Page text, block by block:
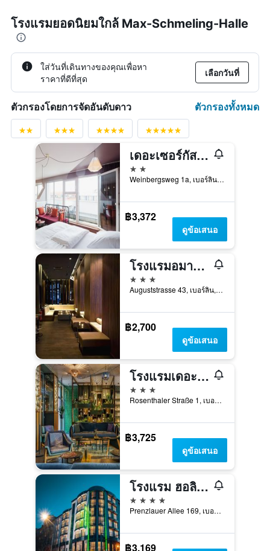
โรงแรมยอดนิยมใกล้ Max-Schmeling-Halle
ใส่วันที่เดินทางของคุณเพื่อหา
ราคาที่ดีที่สุด
เลือกวันที่
ตัวกรองโดยการจัดอันดับดาว ตัวกรองทั้งหมด
เดอะเซอร์กัสโฮสเทล
2 ดาว
Weinbergsweg 1a, เบอร์ลิน, เยอรมนี
฿3,372
ดูข้อเสนอ
โรงแรมอมาโน รูมส์แอนด์อพาร์ทเมนท์ส
3 ดาว
Auguststrasse 43, เบอร์ลิน, เยอรมนี
฿2,700
ดูข้อเสนอ
โรงแรมเดอะเซอร์กัส
3 ดาว
Rosenthaler Straße 1, เบอร์ลิน, เยอรมนี
฿3,725
ดูข้อเสนอ
โรงแรม ฮอลิเดย์ อินน์ เบอร์ลิน ซิตี้เซ็นเตอร์ อีสต์ เพรนซเลาเออร์ เบิร์ก บาย IHG
4 ดาว
Prenzlauer Allee 169, เบอร์ลิน, เยอรมนี
฿3,169